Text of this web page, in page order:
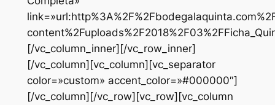
[/vc_column_inner][/vc_row_inner]
[/vc_column][vc_column][vc_separator
color=»custom» accent_color=»#000000″]
[/vc_column][/vc_row][vc_row][vc_column